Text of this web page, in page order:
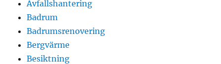
Avfallshantering
Badrum
Badrumsrenovering
Bergvärme
Besiktning